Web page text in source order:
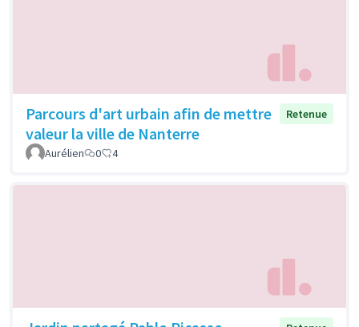
Parcours d'art urbain afin de mettre
valeur la ville de Nanterre
Retenue
Aurélien 0 4